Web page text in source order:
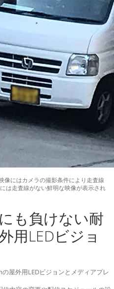
像にはカメラの撮影条件により走査線
は走査線がない鮮明な映像が表示され
も負けない耐
用LEDビジョ
屋外用LEDビジョンとメディアプレ